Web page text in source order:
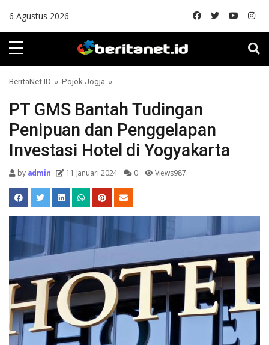
6 Agustus 2026
BeritaNet.ID » Pojok Jogja »
PT GMS Bantah Tudingan
Penipuan dan Penggelapan
Investasi Hotel di Yogyakarta
byadmin 11 Januari 2024 0 Views987